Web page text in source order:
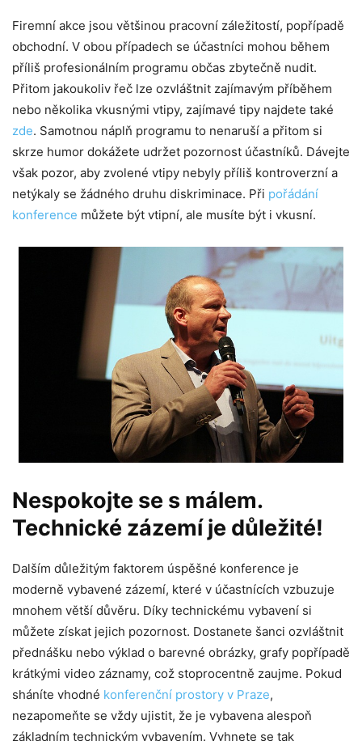
Firemní akce jsou většinou pracovní záležitostí, popřípadě
obchodní. V obou případech se účastníci mohou během
příliš profesionálním programu občas zbytečně nudit.
Přitom jakoukoliv řeč lze ozvláštnit zajímavým příběhem
nebo několika vkusnými vtipy, zajímavé tipy najdete také
zde. Samotnou náplň programu to nenaruší a přitom si
skrze humor dokážete udržet pozornost účastníků. Dávejte
však pozor, aby zvolené vtipy nebyly příliš kontroverzní a
netýkaly se žádného druhu diskriminace. Při pořádání
konference můžete být vtipní, ale musíte být i vkusní.
Nespokojte se s málem.
Technické zázemí je důležité!
Dalším důležitým faktorem úspěšné konference je
moderně vybavené zázemí, které v účastnících vzbuzuje
mnohem větší důvěru. Díky technickému vybavení si
můžete získat jejich pozornost. Dostanete šanci ozvláštnit
přednášku nebo výklad o barevné obrázky, grafy popřípadě
krátkými video záznamy, což stoprocentně zaujme. Pokud
sháníte vhodné konferenční prostory v Praze,
nezapomeňte se vždy ujistit, že je vybavena alespoň
základním technickým vybavením. Vyhnete se tak